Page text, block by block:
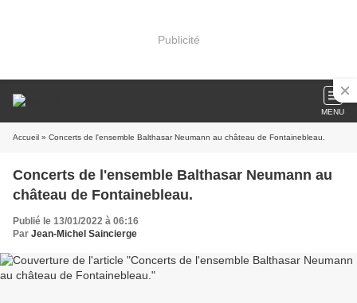
Publicité
MENU
Accueil » Concerts de l'ensemble Balthasar Neumann au château de Fontainebleau.
Concerts de l'ensemble Balthasar Neumann au
château de Fontainebleau.
Publié le 13/01/2022 à 06:16
Par Jean-Michel Saincierge